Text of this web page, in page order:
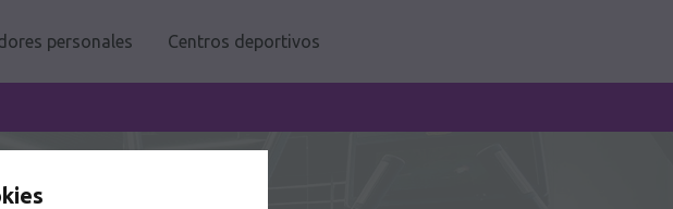
personales Centros deportivos